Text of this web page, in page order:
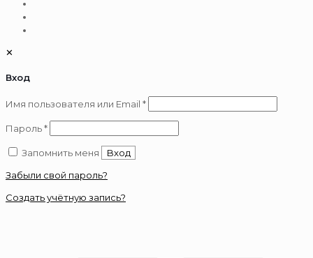
✕
Вход
Имя пользователя или Email *Обязательно
Пароль*Обязательно
Запомнить меня
Вход
Забыли свой пароль?
Создать учётную запись?